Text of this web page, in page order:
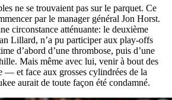
ne se trouvaient pas sur le parquet. Ce
par le manager général Jon Horst.
circonstance atténuante: le deuxième
Lillard, n’a pu participer aux play-offs
d’abord d’une thrombose, puis d’une
Mais même avec lui, venir à bout des
— et face aux grosses cylindrées de la
aurait de toute façon été condamné.